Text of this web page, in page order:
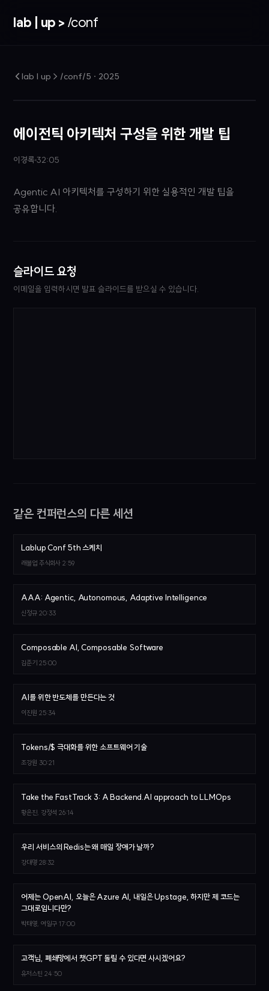
lab | up > /conf
lab | up > /conf/5 · 2025
에이전틱 아키텍처 구성을 위한 개발 팁
이경록32:05
Agentic AI 아키텍처를 구성하기 위한 실용적인 개발 팁을
공유합니다.
슬라이드 요청
이메일을 입력하시면 발표 슬라이드를 받으실 수 있습니다.
같은 컨퍼런스의 다른 세션
Lablup Conf 5th 스케치
래블업 주식회사 2:59
AAA: Agentic, Autonomous, Adaptive Intelligence
신정규 20:33
Composable AI, Composable Software
김준기 25:00
AI를 위한 반도체를 만든다는 것
이진원 25:34
Tokens/$ 극대화를 위한 소프트웨어 기술
조강원 30:21
Take the FastTrack 3: A Backend.AI approach to LLMOps
황은진, 강정석 26:14
우리 서비스의 Redis는 왜 매일 장애가 날까?
강대명 28:32
어제는 OpenAI, 오늘은 Azure AI, 내일은 Upstage, 하지만 제 코드는
그대로입니다만?
박태영, 여일구 17:00
고객님, 폐쇄망에서 챗GPT 돌릴 수 있다면 사시겠어요?
유저스틴 24:50